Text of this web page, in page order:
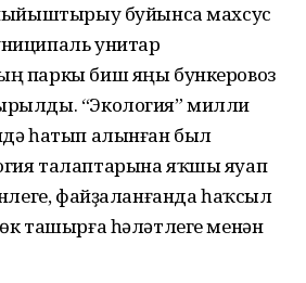
буйынса махсус
унитар
паркы биш яңы бункеровоз
“Экология” милли
һатып алынған был
талаптарына яҡшы яуап
файҙаланғанда һаҡсыл
ташырға һәләтлеге менән